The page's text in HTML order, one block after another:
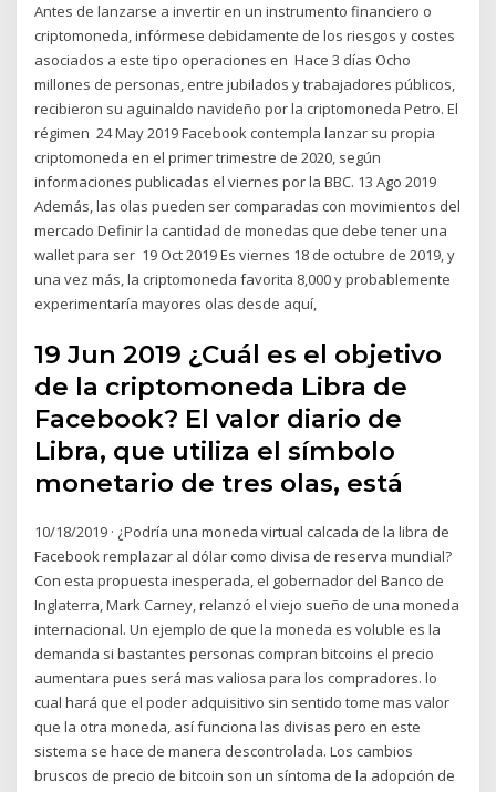
Antes de lanzarse a invertir en un instrumento financiero o
criptomoneda, infórmese debidamente de los riesgos y costes
asociados a este tipo operaciones en Hace 3 días Ocho
millones de personas, entre jubilados y trabajadores públicos,
recibieron su aguinaldo navideño por la criptomoneda Petro. El
régimen 24 May 2019 Facebook contempla lanzar su propia
criptomoneda en el primer trimestre de 2020, según
informaciones publicadas el viernes por la BBC. 13 Ago 2019
Además, las olas pueden ser comparadas con movimientos del
mercado Definir la cantidad de monedas que debe tener una
wallet para ser 19 Oct 2019 Es viernes 18 de octubre de 2019, y
una vez más, la criptomoneda favorita 8,000 y probablemente
experimentaría mayores olas desde aquí,
19 Jun 2019 ¿Cuál es el objetivo
de la criptomoneda Libra de
Facebook? El valor diario de
Libra, que utiliza el símbolo
monetario de tres olas, está
10/18/2019 · ¿Podría una moneda virtual calcada de la libra de
Facebook remplazar al dólar como divisa de reserva mundial?
Con esta propuesta inesperada, el gobernador del Banco de
Inglaterra, Mark Carney, relanzó el viejo sueño de una moneda
internacional. Un ejemplo de que la moneda es voluble es la
demanda si bastantes personas compran bitcoins el precio
aumentara pues será mas valiosa para los compradores. lo
cual hará que el poder adquisitivo sin sentido tome mas valor
que la otra moneda, así funciona las divisas pero en este
sistema se hace de manera descontrolada. Los cambios
bruscos de precio de bitcoin son un síntoma de la adopción de